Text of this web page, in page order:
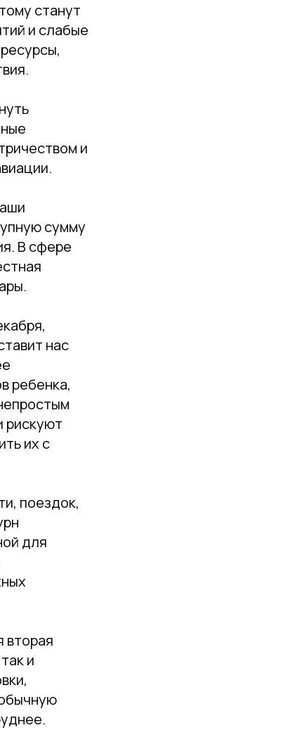
станут
и слабые
и
сумму
В сфере
нас
ребенка,
рискуют
их с
поездок,
для
вторая
и